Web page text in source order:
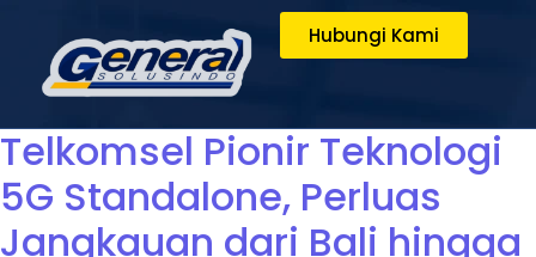
Hubungi Kami
Telkomsel Pionir Teknologi
5G Standalone, Perluas
Jangkauan dari Bali hingga